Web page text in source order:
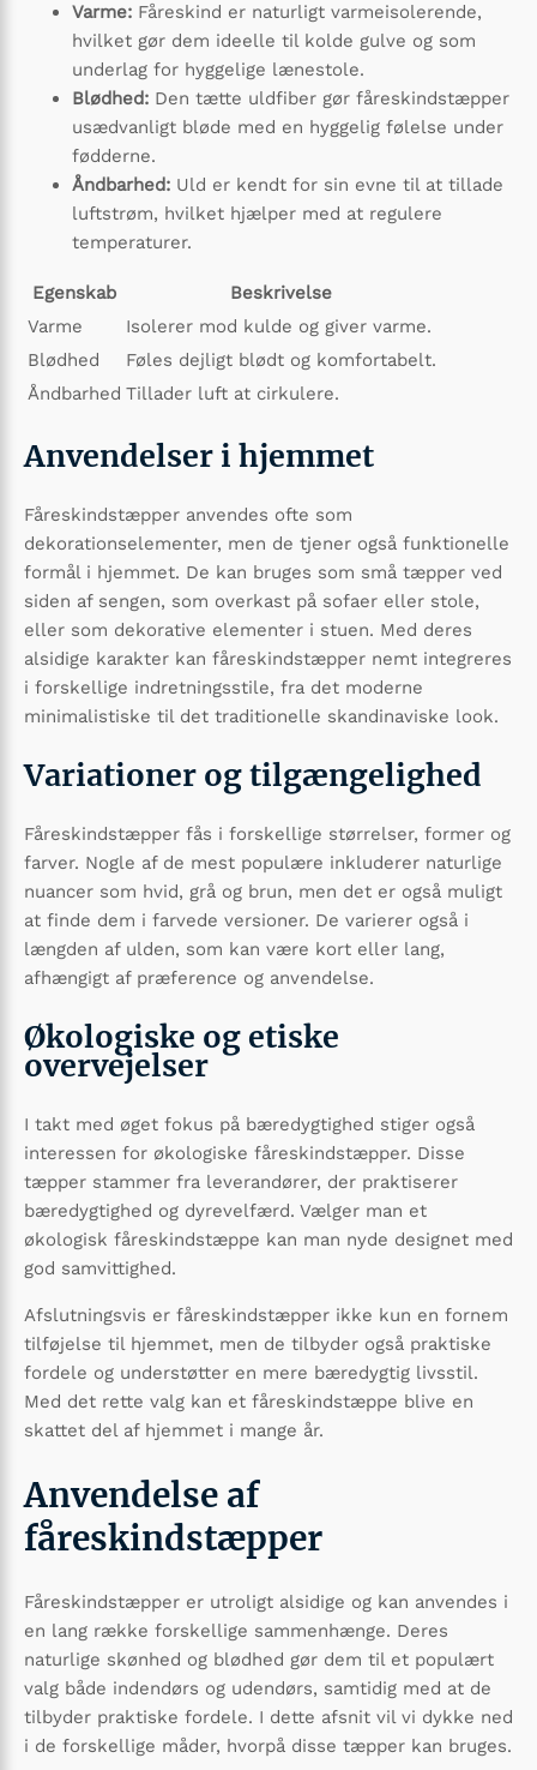
Varme: Fåreskind er naturligt varmeisolerende,
hvilket gør dem ideelle til kolde gulve og som
underlag for hyggelige lænestole.
Blødhed: Den tætte uldfiber gør fåreskindstæpper
usædvanligt bløde med en hyggelig følelse under
fødderne.
Åndbarhed: Uld er kendt for sin evne til at tillade
luftstrøm, hvilket hjælper med at regulere
temperaturer.
Egenskab
Beskrivelse
Varme
Isolerer mod kulde og giver varme.
Blødhed
Føles dejligt blødt og komfortabelt.
Åndbarhed Tillader luft at cirkulere.
Anvendelser i hjemmet
Fåreskindstæpper anvendes ofte som
dekorationselementer, men de tjener også funktionelle
formål i hjemmet. De kan bruges som små tæpper ved
siden af sengen, som overkast på sofaer eller stole,
eller som dekorative elementer i stuen. Med deres
alsidige karakter kan fåreskindstæpper nemt integreres
i forskellige indretningsstile, fra det moderne
minimalistiske til det traditionelle skandinaviske look.
Variationer og tilgængelighed
Fåreskindstæpper fås i forskellige størrelser, former og
farver. Nogle af de mest populære inkluderer naturlige
nuancer som hvid, grå og brun, men det er også muligt
at finde dem i farvede versioner. De varierer også i
længden af ulden, som kan være kort eller lang,
afhængigt af præference og anvendelse.
Økologiske og etiske
overvejelser
I takt med øget fokus på bæredygtighed stiger også
interessen for økologiske fåreskindstæpper. Disse
tæpper stammer fra leverandører, der praktiserer
bæredygtighed og dyrevelfærd. Vælger man et
økologisk fåreskindstæppe kan man nyde designet med
god samvittighed.
Afslutningsvis er fåreskindstæpper ikke kun en fornem
tilføjelse til hjemmet, men de tilbyder også praktiske
fordele og understøtter en mere bæredygtig livsstil.
Med det rette valg kan et fåreskindstæppe blive en
skattet del af hjemmet i mange år.
Anvendelse af
fåreskindstæpper
Fåreskindstæpper er utroligt alsidige og kan anvendes i
en lang række forskellige sammenhænge. Deres
naturlige skønhed og blødhed gør dem til et populært
valg både indendørs og udendørs, samtidig med at de
tilbyder praktiske fordele. I dette afsnit vil vi dykke ned
i de forskellige måder, hvorpå disse tæpper kan bruges.